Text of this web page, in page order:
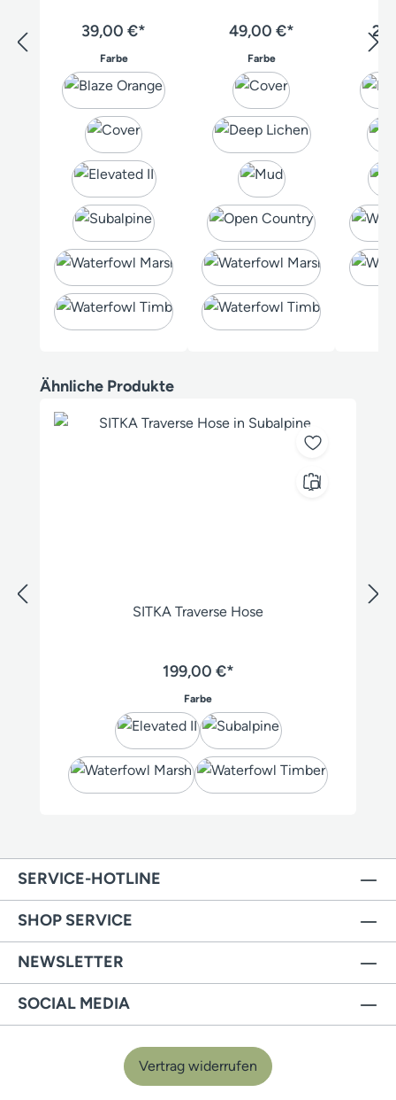
39,00 €*
Farbeauswählen
49,00 €*
Farbeauswählen
Produktgalerie überspringen
Ähnliche Produkte
SITKA Traverse Hose
199,00 €*
Farbeauswählen
SERVICE-HOTLINE
SHOP SERVICE
NEWSLETTER
SOCIAL MEDIA
Vertrag widerrufen